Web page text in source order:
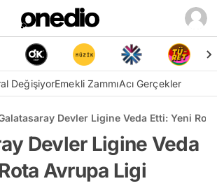
DeğişiyorEmekli ZammıAcı Gerçekler
Devler Ligine Veda Etti: Yeni
Devler Ligine Veda
Avrupa Ligi